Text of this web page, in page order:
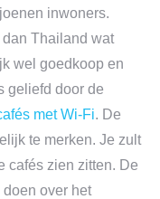
inwoners.
Thailand wat
wel goedkoop en
geliefd door de
met Wi-Fi. De
te merken. Je zult
cafés zien zitten. De
over het